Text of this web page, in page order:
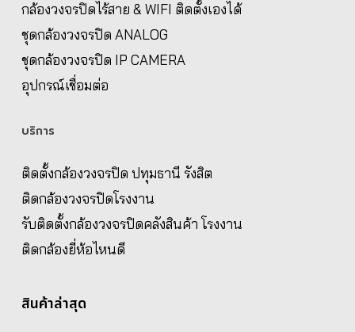
กล้องวงจรปิดไร้สาย & WIFI ติดตั้งเองได้
ชุดกล้องวงจรปิด ANALOG
ชุดกล้องวงจรปิด IP CAMERA
อุปกรณ์เชื่อมต่อ
บริการ
ติดตั้งกล้องวงจรปิด ปทุมธานี รังสิต
ติดกล้องวงจรปิดโรงงาน
รับติดตั้งกล้องวงจรปิดคลังสินค้า โรงงาน
ติดกล้องยี่ห้อไหนดี
สินค้าล่าสุด